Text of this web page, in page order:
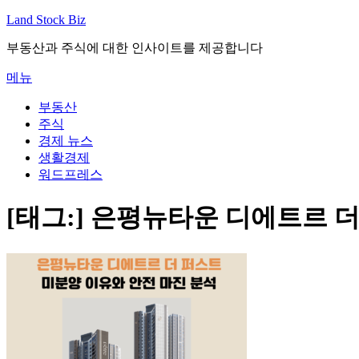
내
으
로
바
Land Stock Biz
부동산과 주식에 대한 인사이트를 제공합니다
메뉴
부동산
주식
경제 뉴스
생활경제
워드프레스
[태그:] 은평뉴타운 디에트르